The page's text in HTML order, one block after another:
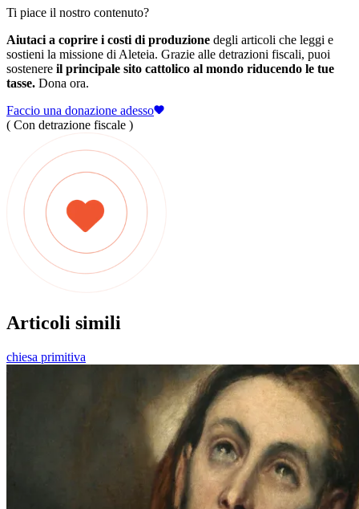
Ti piace il nostro contenuto?
Aiutaci a coprire i costi di produzione degli articoli che leggi e
sostieni la missione di Aleteia. Grazie alle detrazioni fiscali, puoi
sostenere il principale sito cattolico al mondo riducendo le tue
tasse. Dona ora.
Faccio una donazione adesso
( Con detrazione fiscale )
Articoli simili
chiesa primitiva